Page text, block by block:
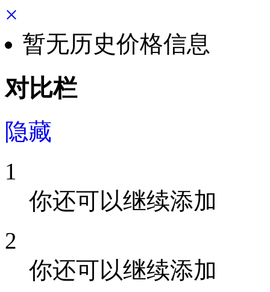
×
暂无历史价格信息
对比栏
隐藏
1
你还可以继续添加
2
你还可以继续添加